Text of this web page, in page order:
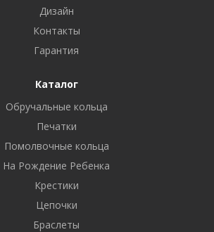
Дизайн
Контакты
Гарантия
Каталог
Обручальные кольца
Печатки
Помолвочные кольца
На Рождение Ребенка
Крестики
Цепочки
Браслеты